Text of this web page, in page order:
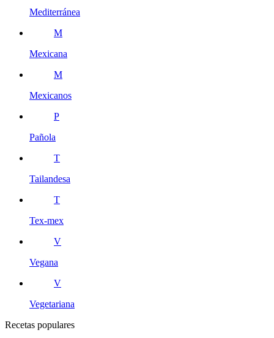
Mediterránea
M
Mexicana
M
Mexicanos
P
Pañola
T
Tailandesa
T
Tex-mex
V
Vegana
V
Vegetariana
Recetas populares